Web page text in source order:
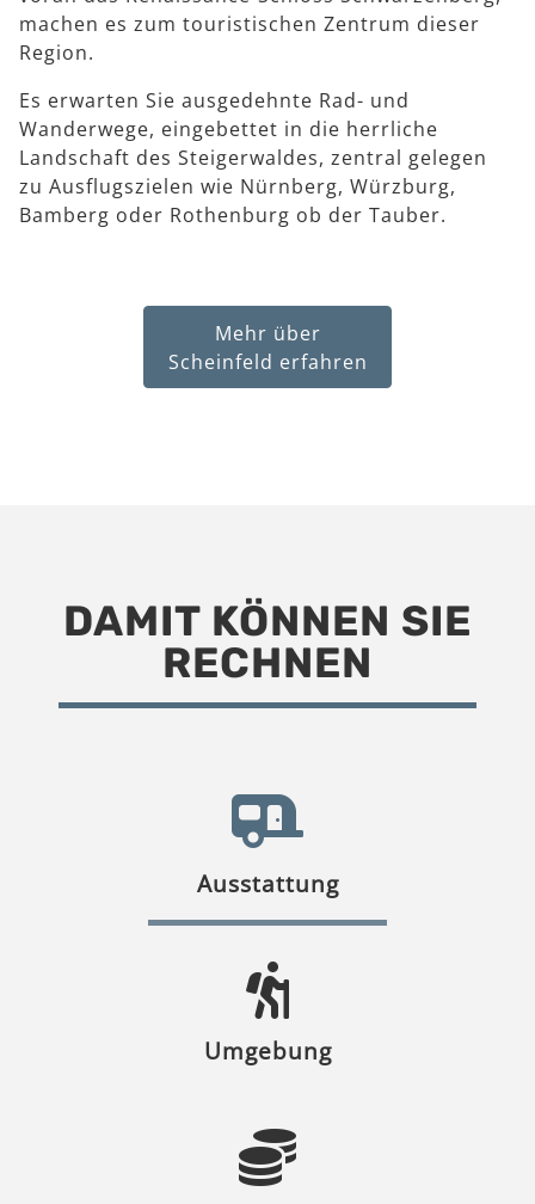
machen es zum touristischen Zentrum dieser
Region.
Es erwarten Sie ausgedehnte Rad- und
Wanderwege, eingebettet in die herrliche
Landschaft des Steigerwaldes, zentral gelegen
zu Ausflugszielen wie Nürnberg, Würzburg,
Bamberg oder Rothenburg ob der Tauber.
Mehr über
Scheinfeld erfahren
DAMIT KÖNNEN SIE
RECHNEN
Ausstattung
Umgebung